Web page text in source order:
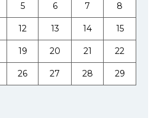
5 6 7 8
12 13 14 15
19 20 21 22
26 27 28 29